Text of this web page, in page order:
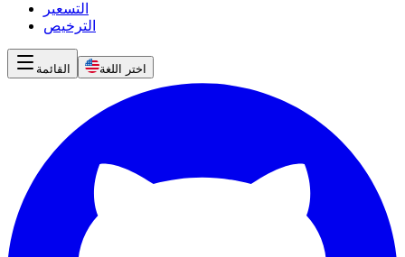
التسعير
الترخيص
القائمة اختر اللغة